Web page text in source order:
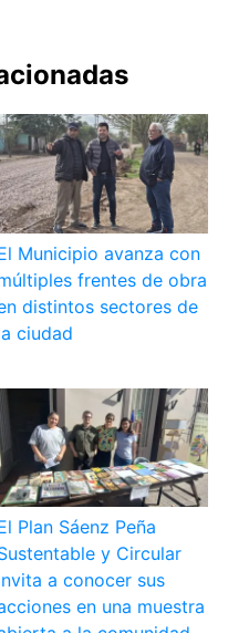
Municipio avanza con
frentes de obra
distintos sectores de
ciudad
Plan Sáenz Peña
y Circular
a conocer sus
en una muestra